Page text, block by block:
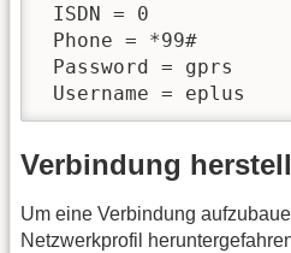
ISDN = 0
Phone = *99#
Password = gprs
Username = eplus
Verbindung
Um eine Verbindung
Netzwerkprofil